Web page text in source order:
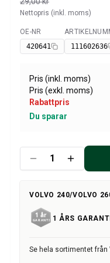
Övrigt Volvo Amazon
Volvo Amazon Däck/Fälg/
Volvo 1800 Reservdelar
Volvo 1800 Bromssystem
Volvo 1800 Karosseri
Volvo 1800 Kylsystem
Volvo 1800 Motorreglage
Volvo 1800 Framvagn
Volvo 1800
Värme/
Volvo 1800 Däck/Fälg
Övrigt Volvo 1800
Volvo 140/164 Karosseri
Nettopris (inkl. moms)
Tillgänglig
OE-NR
420641
111602636
Pris (inkl. moms)
Pris (exkl. moms)
Rabattpris
Du sparar
VOLVO 240/VOLVO
1 ÅRS
Se hela sortimentet från